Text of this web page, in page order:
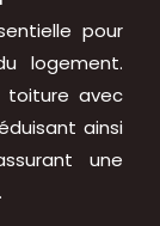
pour
logement.
toiture avec
ainsi
une